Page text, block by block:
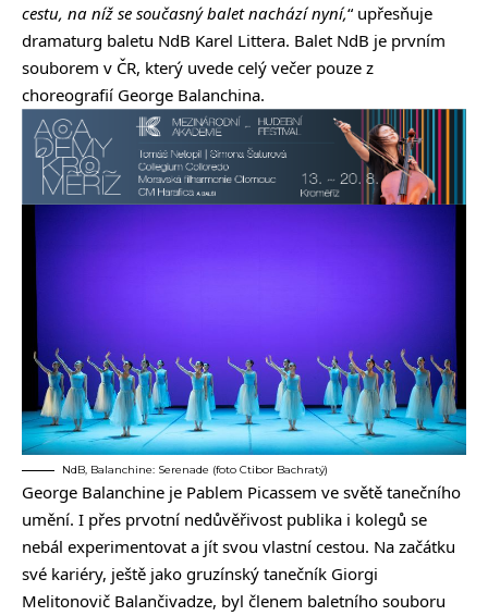
cestu, na níž se současný balet nachází nyní,“ upřesňuje
dramaturg baletu NdB Karel Littera. Balet NdB je prvním
souborem v ČR, který uvede celý večer pouze z
choreografií George Balanchina.
NdB, Balanchine: Serenade (foto Ctibor Bachratý)
George Balanchine je Pablem Picassem ve světě tanečního
umění. I přes prvotní nedůvěřivost publika i kolegů se
nebál experimentovat a jít svou vlastní cestou. Na začátku
své kariéry, ještě jako gruzínský tanečník Giorgi
Melitonovič Balančivadze, byl členem baletního souboru